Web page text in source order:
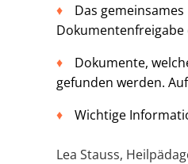
Das
Dokumente,
gefunden werden.
Wichtige
Lea Stauss,